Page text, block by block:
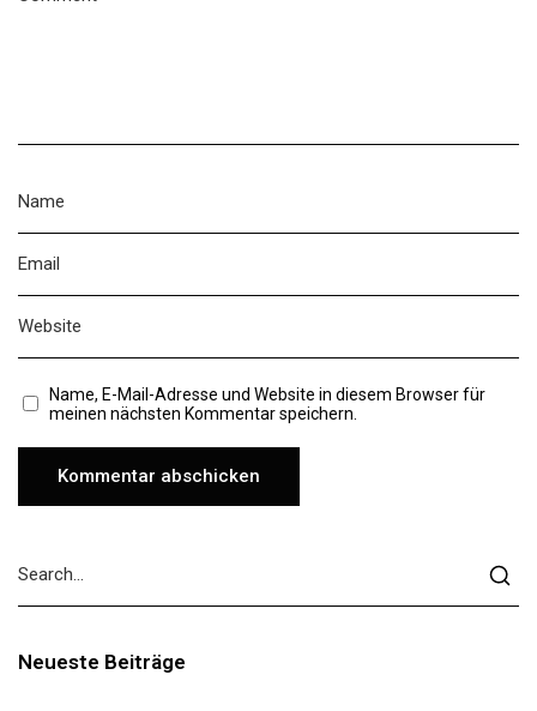
Name, E-Mail-Adresse und Website in diesem Browser für
meinen nächsten Kommentar speichern.
Neueste Beiträge